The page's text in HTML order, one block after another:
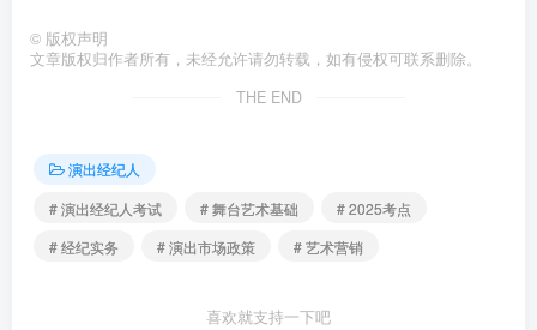
© 版权声明
文章版权归作者所有，未经允许请勿转载，如有侵权可联系删除。
THE END
演出经纪人
# 演出经纪人考试
# 舞台艺术基础
# 2025考点
# 经纪实务
# 演出市场政策 # 艺术营销
喜欢就支持一下吧